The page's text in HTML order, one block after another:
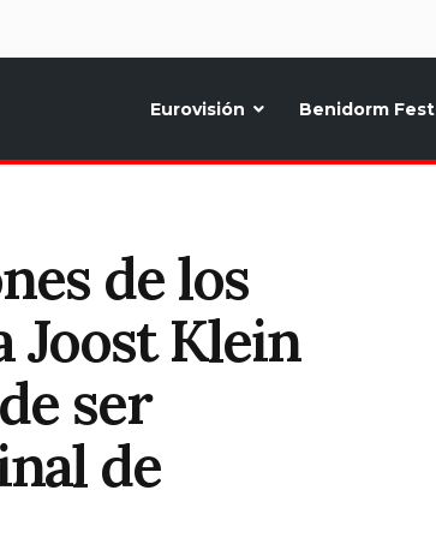
Eurovisión Benidorm Fest
de los
Joost Klein
ser
de